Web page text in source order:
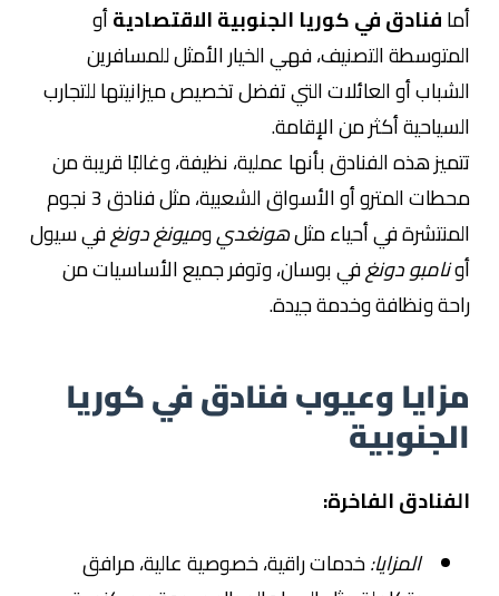
أمافنادق في كوريا الجنوبيةالاقتصاديةأو
المتوسطة التصنيف، فهي الخيار الأمثل للمسافرين
الشباب أو العائلات التي تفضل تخصيص ميزانيتها للتجارب
السياحية أكثر من الإقامة.
تتميز هذه الفنادق بأنها عملية، نظيفة، وغالبًا قريبة من
محطات المترو أو الأسواق الشعبية، مثل فنادق 3 نجوم
المنتشرة في أحياء مثلهونغديوميونغ دونغفي سيول
أونامبو دونغفي بوسان، وتوفر جميع الأساسيات من
راحة ونظافة وخدمة جيدة.
مزايا وعيوب فنادق في كوريا
الجنوبية
الفنادق الفاخرة:
المزايا:خدمات راقية، خصوصية عالية، مرافق